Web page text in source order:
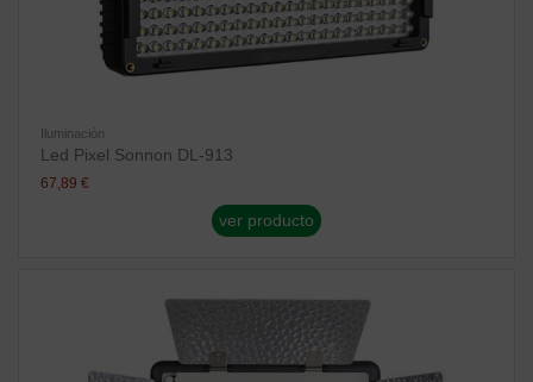
Iluminación
Led Pixel Sonnon DL-913
67,89 €
ver producto